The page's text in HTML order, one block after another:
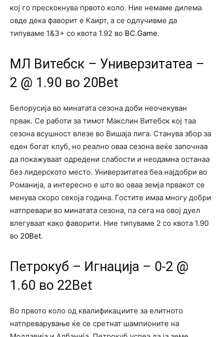
кој го прескокнува првото коло. Ние немаме дилема
овде дека фаворит е Каирт, а се одлучивме да
типуваме 1&3+ со квота 1.92 во BC.Game.
МЛ Витебск – Универзитатеа –
2 @ 1.90 во 20Bet
Белорусија во минатата сезона доби неочекуван
првак. Се работи за тимот Макслин Витебск кој таа
сезона всушност влезе во Вишаја лига. Станува збор за
еден богат клуб, но реално оваа сезона веќе започнаа
да покажуваат одредени слабости и неодамна останаа
без лидерското место. Универзитатеа беа најдобри во
Романија, а интересно е што во оваа земја првакот се
менува скоро секоја година. Гостите имаа многу добри
натпревари во минатата сезона, па сега на овој дуел
влегуваат како фаворити. Ние типуваме 2 со квота 1.90
во 20Bet.
Петрокуб – Игнација – 0-2 @
1.60 во 22Bet
Во првото коло од квалификациите за елитното
натпреварување ќе се сретнат шампионите на